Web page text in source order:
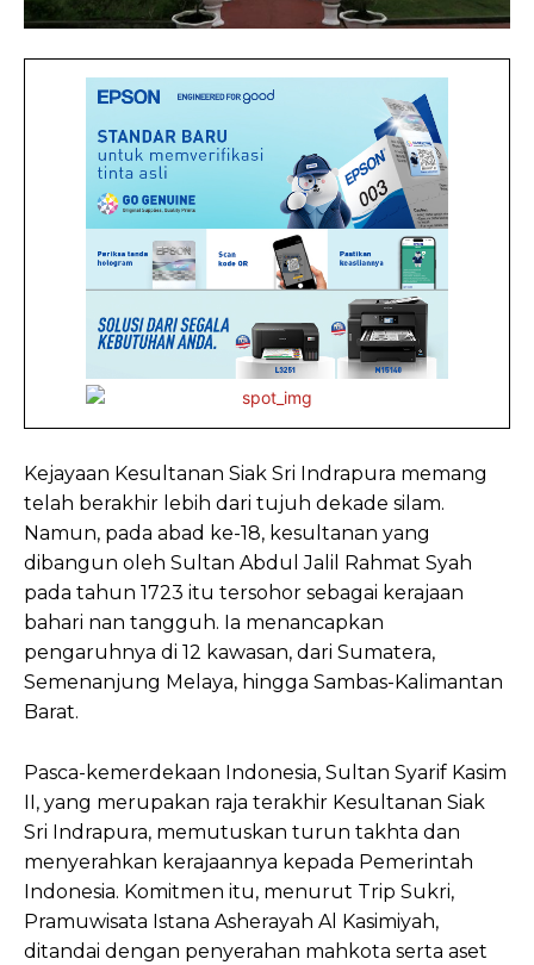
Kejayaan Kesultanan Siak Sri Indrapura memang
telah berakhir lebih dari tujuh dekade silam.
Namun, pada abad ke-18, kesultanan yang
dibangun oleh Sultan Abdul Jalil Rahmat Syah
pada tahun 1723 itu tersohor sebagai kerajaan
bahari nan tangguh. Ia menancapkan
pengaruhnya di 12 kawasan, dari Sumatera,
Semenanjung Melaya, hingga Sambas-Kalimantan
Barat.
Pasca-kemerdekaan Indonesia, Sultan Syarif Kasim
II, yang merupakan raja terakhir Kesultanan Siak
Sri Indrapura, memutuskan turun takhta dan
menyerahkan kerajaannya kepada Pemerintah
Indonesia. Komitmen itu, menurut Trip Sukri,
Pramuwisata Istana Asherayah Al Kasimiyah,
ditandai dengan penyerahan mahkota serta aset